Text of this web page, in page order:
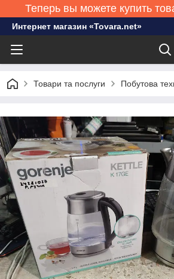
Теперь вы можете купить
Интернет магазин «Tovara.net»
Товари та послуги Побутова